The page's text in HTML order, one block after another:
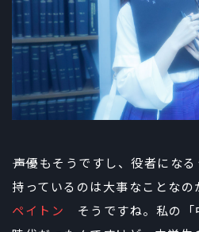
――声優もそうですし、役者にな
持っているのは大事なことなの
ペイトン そうですね。私の「